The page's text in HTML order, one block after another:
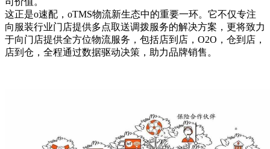
这正是o速配，oTMS物流新生态中的重要一环。它不仅专注
向服装行业门店提供多点取送调拨服务的解决方案，更将致力
于向门店提供全方位物流服务，包括店到店，O2O，仓到店，
店到仓，全程通过数据驱动决策，助力品牌销售。